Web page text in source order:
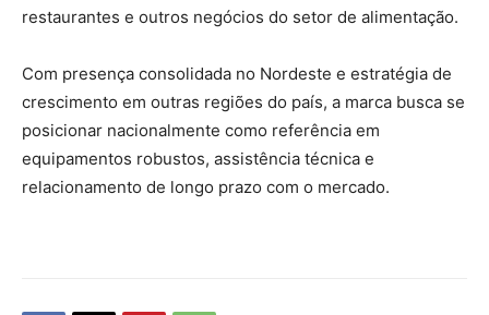
restaurantes e outros negócios do setor de alimentação.
Com presença consolidada no Nordeste e estratégia de
crescimento em outras regiões do país, a marca busca se
posicionar nacionalmente como referência em
equipamentos robustos, assistência técnica e
relacionamento de longo prazo com o mercado.